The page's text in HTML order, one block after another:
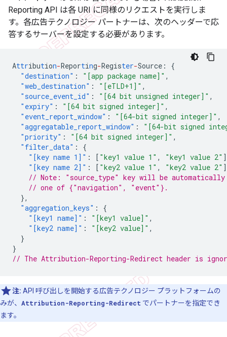
Reporting API は各 URI に同様のリクエストを実行しま
す。各広告テクノロジー パートナーは、次のヘッダーで応
答するサーバーを設定する必要があります。
Attribution-Reporting-Register-Source :
{
"destination" : "[app package name]" ,
"web_destination" : "[eTLD+1]" ,
"source_event_id" : "[64 bit unsigned integer]" ,
"expiry" : "[64 bit signed integer]" ,
"event_report_window" : "[64-bit signed integer]" ,
"aggregatable_report_window" :
"[64-bit signed
"priority" : "[64 bit signed integer]" ,
"filter_data" :
{
"[key name 1]" : [ "key1 value 1" , "key1 value 2"
"[key name 2]" : [ "key2 value 1" , "key2 value 2"
// Note: "source_type" key will be automatically
// one of {"navigation", "event"}.
},
"aggregation_keys" :
{
"[key1 name]" : "[key1 value]" ,
"[key2 name]" : "[key2 value]" ,
}
}
// The Attribution-Reporting-Redirect header is
注: API 呼び出しを開始する広告テクノロジー プラットフォームの
みが、 Attribution-Reporting-Redirect でパートナーを指定でき
ます。